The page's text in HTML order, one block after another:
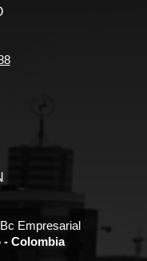
Empresarial
Colombia